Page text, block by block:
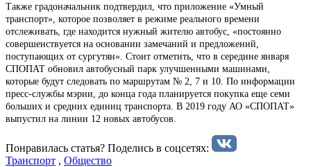
Также градоначальник подтвердил, что приложение «Умный
транспорт», которое позволяет в режиме реального времени
отслеживать, где находится нужный жителю автобус, «постоянно
совершенствуется на основании замечаний и предложений,
поступающих от сургутян». Стоит отметить, что в середине января
СПОПАТ обновил автобусный парк улучшенными машинами,
которые будут следовать по маршрутам № 2, 7 и 10. По информации
пресс-службы мэрии, до конца года планируется покупка еще семи
больших и средних единиц транспорта. В 2019 году АО «СПОПАТ»
выпустил на линии 12 новых автобусов.
Понравилась статья? Поделиcь в соцсетях:
Транспорт , Общество